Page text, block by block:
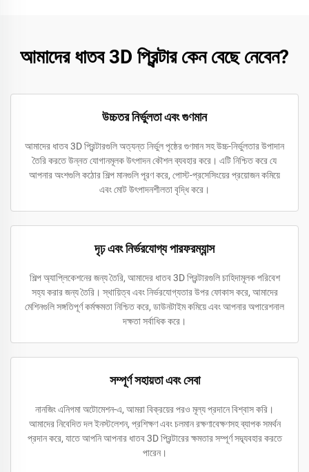
আমাদের ধাতব 3D প্রিন্টার কেন বেছে নেবেন?
উচ্চতর নির্ভুলতা এবং গুণমান
আমাদের ধাতব 3D প্রিন্টারগুলি অত্যন্ত নির্ভুল পৃষ্ঠের গুণমান সহ উচ্চ-নির্ভুলতার উপাদান
তৈরি করতে উন্নত যোগানমূলক উৎপাদন কৌশল ব্যবহার করে। এটি নিশ্চিত করে যে
আপনার অংশগুলি কঠোর শিল্প মানগুলি পূরণ করে, পোস্ট-প্রসেসিংয়ের প্রয়োজন কমিয়ে
এবং মোট উৎপাদনশীলতা বৃদ্ধি করে।
দৃঢ় এবং নির্ভরযোগ্য পারফরম্যান্স
শিল্প অ্যাপ্লিকেশনের জন্য তৈরি, আমাদের ধাতব 3D প্রিন্টারগুলি চাহিদামূলক পরিবেশ
সহ্য করার জন্য তৈরি। স্থায়িত্ব এবং নির্ভরযোগ্যতার উপর ফোকাস করে, আমাদের
মেশিনগুলি সঙ্গতিপূর্ণ কর্মক্ষমতা নিশ্চিত করে, ডাউনটাইম কমিয়ে এবং আপনার অপারেশনাল
দক্ষতা সর্বাধিক করে।
সম্পূর্ণ সহায়তা এবং সেবা
নানজিং এনিগমা অটোমেশন-এ, আমরা বিক্রয়ের পরও মূল্য প্রদানে বিশ্বাস করি।
আমাদের নিবেদিত দল ইনস্টলেশন, প্রশিক্ষণ এবং চলমান রক্ষণাবেক্ষণসহ ব্যাপক সমর্থন
প্রদান করে, যাতে আপনি আপনার ধাতব 3D প্রিন্টারের ক্ষমতার সম্পূর্ণ সদ্ব্যবহার করতে
পারেন।